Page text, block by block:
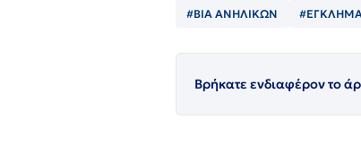
#ΒΙΑ ΑΝΗΛΙΚΩΝ
Βρήκατε ενδιαφέρον το